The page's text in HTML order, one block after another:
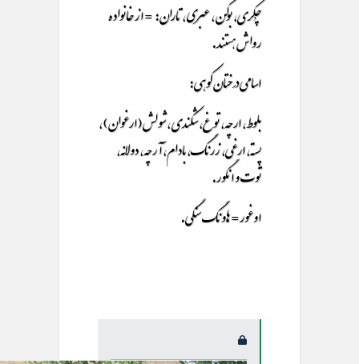
چُکری، بوگن ، عبری ، تاران:= از خانواده
رواش هستند.
اسامی درختان کوهی:
بلوط، ارچه، توغ، شکندی ، شولش ( ارغوان ) ،
پسته، ارغی، زرنگ، بادام، آرچه، دولانه،
توت و انگور.
اوغور= هاونگ سنگی.